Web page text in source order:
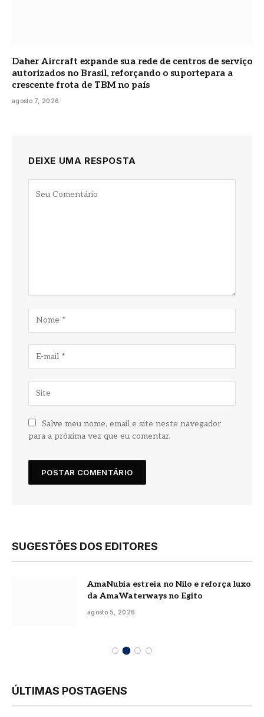
Daher Aircraft expande sua rede de centros de serviço
autorizados no Brasil, reforçando o suportepara a
crescente frota de TBM no país
agosto 7, 2026
DEIXE UMA RESPOSTA
Salve meu nome, email e site neste navegador
para a próxima vez que eu comentar.
SUGESTÕES DOS EDITORES
AmaNubia estreia no Nilo e reforça luxo
da AmaWaterways no Egito
agosto 5, 2026
ÚLTIMAS POSTAGENS